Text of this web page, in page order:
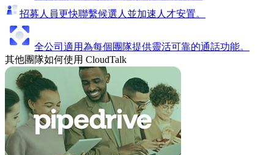
招募人員更快聯繫候選人並加速人才安置。
全公司適用為每個團隊提供靈活可靠的通話功能。
其他團隊如何使用 CloudTalk